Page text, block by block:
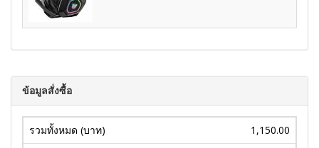
ข้อมูลสั่งซื้อ
รวมทั้งหมด (บาท)
1,150.00